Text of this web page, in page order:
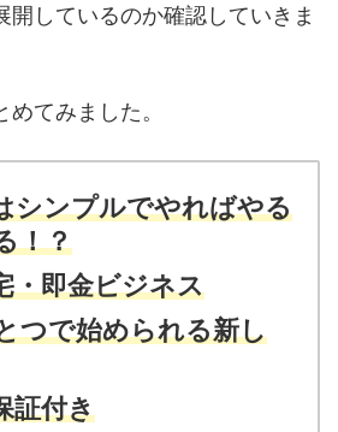
開しているのか確認していきま
てみました。
シンプルでやればやる
！？
・即金ビジネス
つで始められる新し
証付き